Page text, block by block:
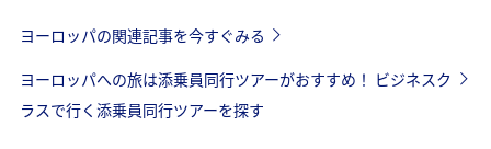
ヨーロッパの関連記事を今すぐみる
ヨーロッパへの旅は添乗員同行ツアーがおすすめ！ ビジネスク
ラスで行く添乗員同行ツアーを探す